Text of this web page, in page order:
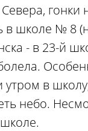
гонки
в школе № 8
- в 23-й
в
небо.